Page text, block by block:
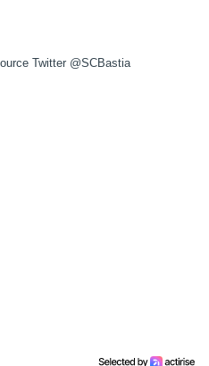
Twitter @SCBastia